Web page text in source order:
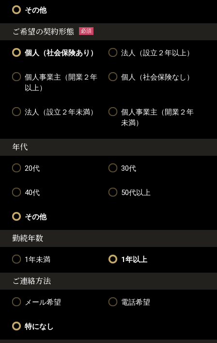
その他
ご希望の契約形態 必須
個人（社会保険あり） 法人（設立２年以上）
個人事業主（開業２年
以上）
個人（社会保険なし）
法人（設立２年未満）
個人事業主（開業２年
未満）
年代
20代 30代
40代 50代以上
その他
勤続年数
1年未満 1年以上
ご連絡方法
メール希望 電話希望
特になし